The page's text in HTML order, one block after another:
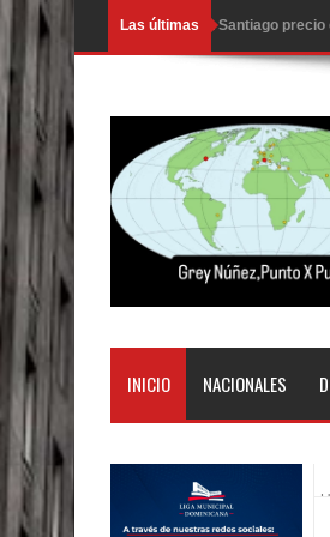
Las últimasEn Santiago precio
Entre 20 y 40
Belkis
Abel Martínez
Tres detenidos
PRM votará “por
DIGEIG y Liga
La Fiscalía de
Calor extremo
Miles de
INICIO NACIONALES